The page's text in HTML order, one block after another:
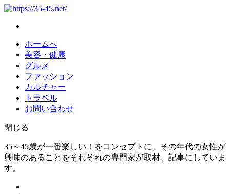
ホームへ
美容・健康
グルメ
ファッション
カルチャー
トラベル
お問い合わせ
閉じる
35～45歳が一番楽しい！をコンセプトに、その年代の女性が
興味のあることをそれぞれの専門家が取材、記事にしていま
す。